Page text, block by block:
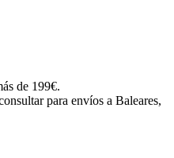
de 199€.
para envíos a Baleares,